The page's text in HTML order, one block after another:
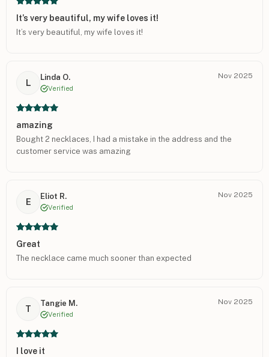
It’s very beautiful, my wife loves it!
It’s very beautiful, my wife loves it!
L
Linda O.
Verified
Nov 2025
amazing
Bought 2 necklaces, I had a mistake in the address and the
customer service was amazing
E
Eliot R.
Verified
Nov 2025
Great
The necklace came much sooner than expected
T
Tangie M.
Verified
Nov 2025
I love it